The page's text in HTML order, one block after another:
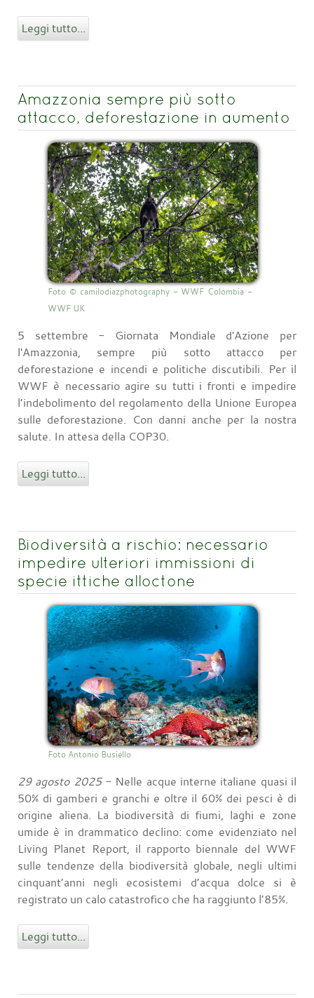
Leggi tutto...
Amazzonia sempre più sotto
attacco, deforestazione in aumento
Foto © camilodiazphotography - WWF Colombia -
WWF UK
5 settembre - Giornata Mondiale d'Azione per
l'Amazzonia, sempre più sotto attacco per
deforestazione e incendi e politiche discutibili. Per il
WWF è necessario agire su tutti i fronti e impedire
l’indebolimento del regolamento della Unione Europea
sulle deforestazione. Con danni anche per la nostra
salute. In attesa della COP30.
Leggi tutto...
Biodiversità a rischio: necessario
impedire ulteriori immissioni di
specie ittiche alloctone
Foto Antonio Busiello
29 agosto 2025- Nelle acque interne italiane quasi il
50% di gamberi e granchi e oltre il 60% dei pesci è di
origine aliena. La biodiversità di fiumi, laghi e zone
umide è in drammatico declino: come evidenziato nel
Living Planet Report, il rapporto biennale del WWF
sulle tendenze della biodiversità globale, negli ultimi
cinquant’anni negli ecosistemi d’acqua dolce si è
registrato un calo catastrofico che ha raggiunto l’85%.
Leggi tutto...